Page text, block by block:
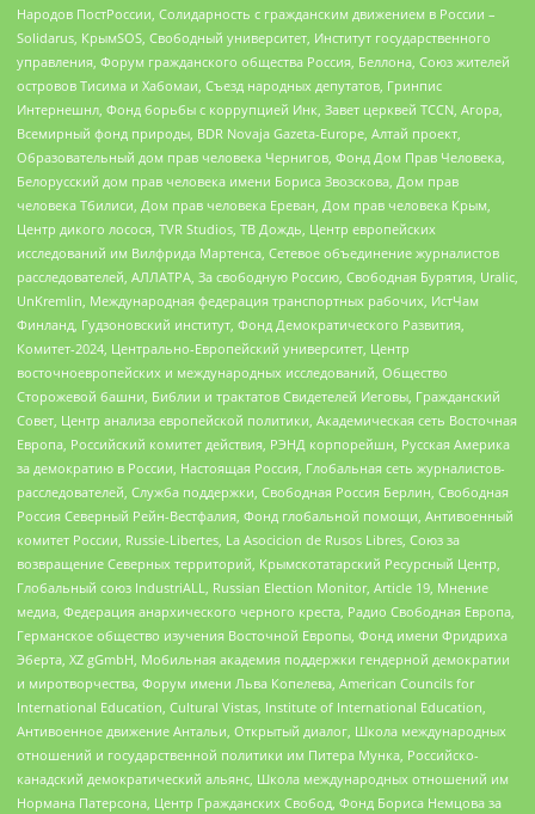
Народов ПостРоссии, Солидарность с гражданским движением в России –
Solidarus, КрымSOS, Свободный университет, Институт государственного
управления, Форум гражданского общества Россия, Беллона, Союз жителей
островов Тисима и Хабомаи, Съезд народных депутатов, Гринпис
Интернешнл, Фонд борьбы с коррупцией Инк, Завет церквей TCCN, Агора,
Всемирный фонд природы, BDR Novaja Gazeta-Europe, Алтай проект,
Образовательный дом прав человека Чернигов, Фонд Дом Прав Человека,
Белорусский дом прав человека имени Бориса Звозскова, Дом прав
человека Тбилиси, Дом прав человека Ереван, Дом прав человека Крым,
Центр дикого лосося, TVR Studios, ТВ Дождь, Центр европейских
исследований им Вилфрида Мартенса, Сетевое объединение журналистов
расследователей, АЛЛАТРА, За свободную Россию, Свободная Бурятия, Uralic,
UnKremlin, Международная федерация транспортных рабочих, ИстЧам
Финланд, Гудзоновский институт, Фонд Демократического Развития,
Комитет-2024, Центрально-Европейский университет, Центр
восточноевропейских и международных исследований, Общество
Сторожевой башни, Библии и трактатов Свидетелей Иеговы, Гражданский
Совет, Центр анализа европейской политики, Академическая сеть Восточная
Европа, Российский комитет действия, РЭНД корпорейшн, Русская Америка
за демократию в России, Настоящая Россия, Глобальная сеть журналистов-
расследователей, Служба поддержки, Свободная Россия Берлин, Свободная
Россия Северный Рейн-Вестфалия, Фонд глобальной помощи, Антивоенный
комитет России, Russie-Libertes, La Asocicion de Rusos Libres, Союз за
возвращение Северных территорий, Крымскотатарский Ресурсный Центр,
Глобальный союз IndustriALL, Russian Election Monitor, Article 19, Мнение
медиа, Федерация анархического черного креста, Радио Свободная Европа,
Германское общество изучения Восточной Европы, Фонд имени Фридриха
Эберта, XZ gGmbH, Мобильная академия поддержки гендерной демократии
и миротворчества, Форум имени Льва Копелева, American Councils for
International Education, Cultural Vistas, Institute of International Education,
Антивоенное движение Антальи, Открытый диалог, Школа международных
отношений и государственной политики им Питера Мунка, Российско-
канадский демократический альянс, Школа международных отношений им
Нормана Патерсона, Центр Гражданских Свобод, Фонд Бориса Немцова за